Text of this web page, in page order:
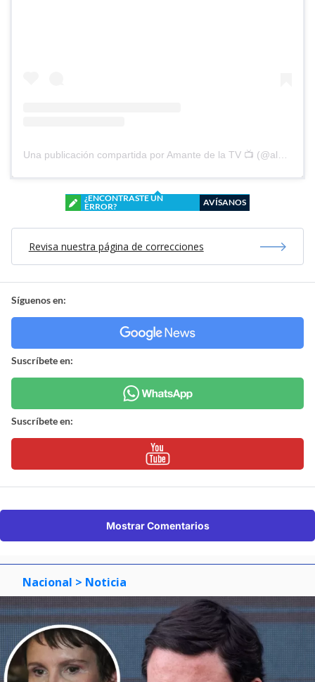
Una publicación compartida por Amante de la TV 📺 (@alguien_te_observa)
¿ENCONTRASTE UN
ERROR?
AVÍSANOS
Revisa nuestra página de correcciones
Síguenos en:
Suscríbete en:
Suscríbete en:
Mostrar Comentarios
Nacional > Noticia